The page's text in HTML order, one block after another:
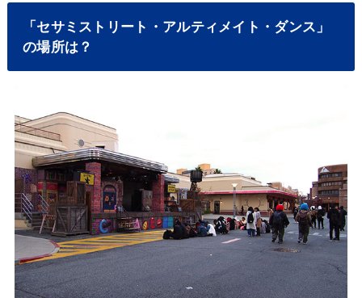
「セサミストリート・アルティメイト・ダンス」
の場所は？